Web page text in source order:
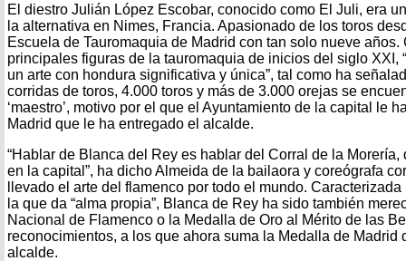
El diestro Julián López Escobar, conocido como El Juli, era
la alternativa en Nimes, Francia. Apasionado de los toros
Escuela de Tauromaquia de Madrid con tan solo nueve
principales figuras de la tauromaquia de inicios del siglo XXI,
un arte con hondura significativa y única”, tal como ha
corridas de toros, 4.000 toros y más de 3.000 orejas se
‘maestro’, motivo por el que el Ayuntamiento de la capital le
Madrid que le ha entregado el alcalde.
“Hablar de Blanca del Rey es hablar del Corral de la
en la capital”, ha dicho Almeida de la bailaora y coreógrafa
llevado el arte del flamenco por todo el mundo. Caracterizada
la que da “alma propia”, Blanca de Rey ha sido también
Nacional de Flamenco o la Medalla de Oro al Mérito de las
reconocimientos, a los que ahora suma la Medalla de Madrid
alcalde.